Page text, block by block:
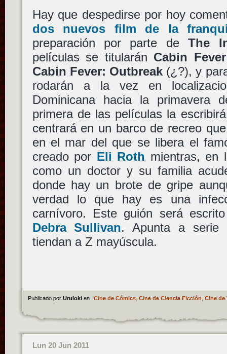
Hay que despedirse por hoy
dos nuevos film de la
preparación por parte deThe
películas se titularán Cabin
Cabin Fever: Outbreak(¿?), y
rodarán a la vez en
Dominicana hacia la primavera
primera de las películas la
centrará en un barco de recreo
en el mar del que se libera el
creado por Eli Roth mientras, en
como un doctor y su familia
donde hay un brote de gripe
verdad lo que hay es una
carnívoro. Este guión será
Debra Sullivan. Apunta a serie
tiendan a Z mayúscula.
Publicado por Uruloki en Cine de Cómics, Cine de Ciencia Ficción Cine de
Lun 20 Jun 2011